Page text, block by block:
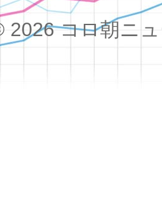
2026 コロ朝ニ